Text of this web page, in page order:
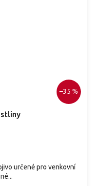
–35 %
určené pro venkovní